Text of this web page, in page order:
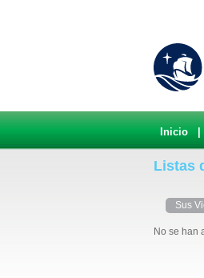
Inicio
Listas
Sus
No se han